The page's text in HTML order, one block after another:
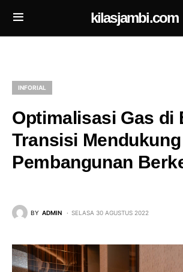
kilasjambi.com
INFORIAL
Optimalisasi Gas di
Transisi Mendukung
Pembangunan
BY ADMIN SELASA 30 AGUSTUS 2022